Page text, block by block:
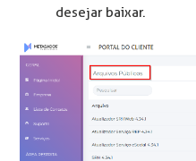
desejar baixar.